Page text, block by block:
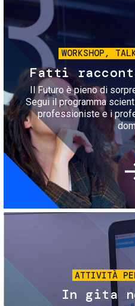
WORKSHOP,
Fatti
Il Futuro è pieno di
Segui il programma
professioniste e i
ATTIVITÀ
In gita